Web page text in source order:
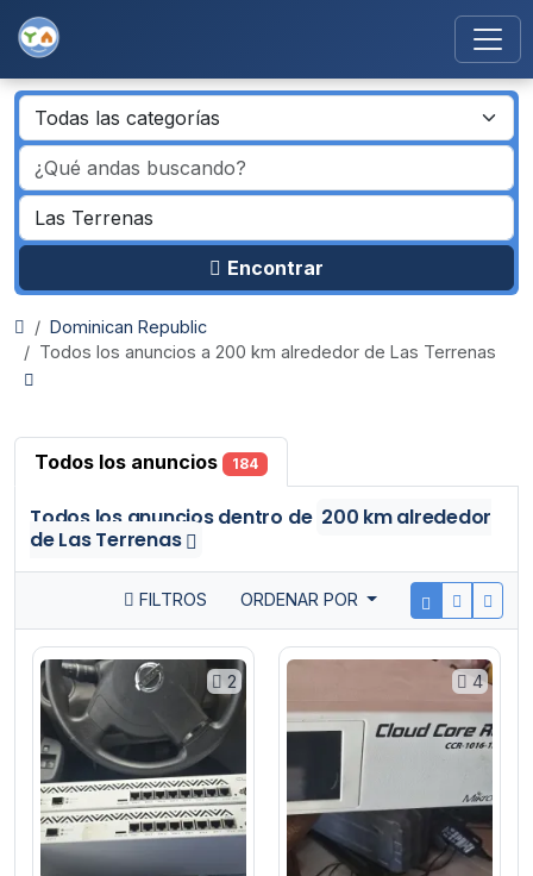
Encontrar
Dominican Republic
Todos los anuncios a 200 km alrededor de Las Terrenas
Todos los anuncios 184
Todos los anunciosdentro de 200 km alrededor
de Las Terrenas
FILTROS ORDENAR POR
2 4